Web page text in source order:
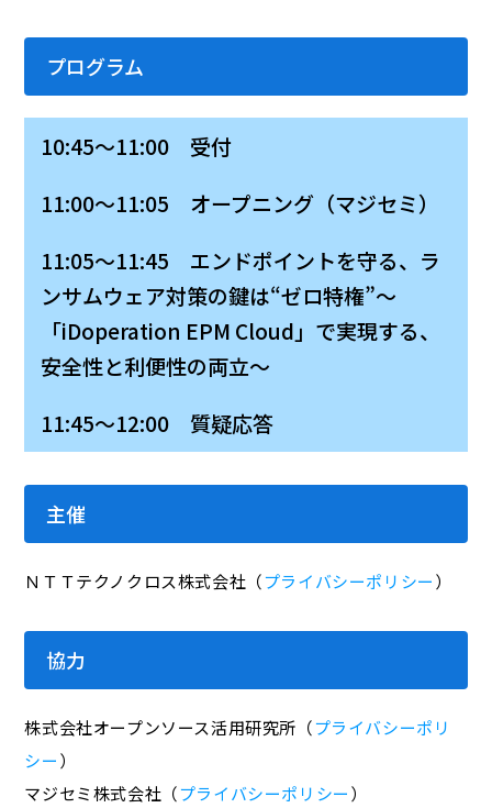
プログラム
10:45～11:00 受付
11:00～11:05 オープニング（マジセミ）
11:05～11:45 エンドポイントを守る、ラ
ンサムウェア対策の鍵は“ゼロ特権”～
「iDoperation EPM Cloud」で実現する、
安全性と利便性の両立～
11:45～12:00 質疑応答
主催
ＮＴＴテクノクロス株式会社（プライバシーポリシー）
協力
株式会社オープンソース活用研究所（プライバシーポリ
シー）
マジセミ株式会社（プライバシーポリシー）